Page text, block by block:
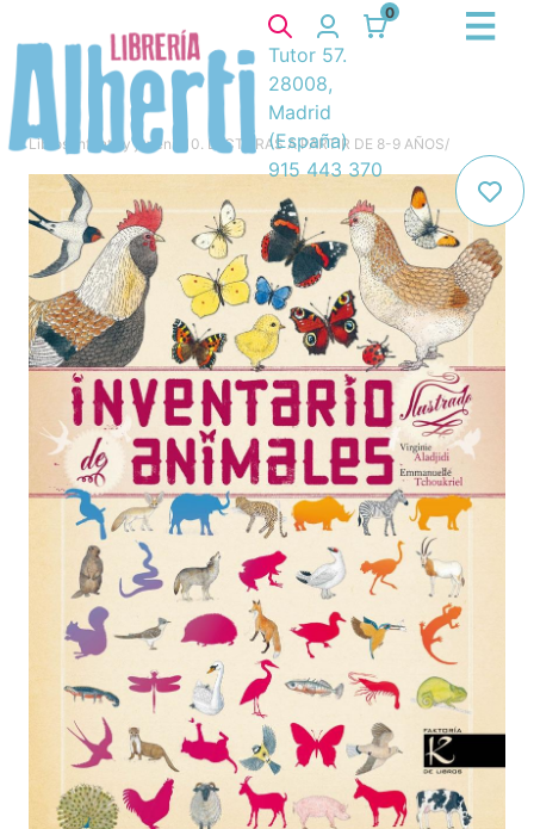
0
Tutor 57.
28008,
Madrid
(España)
915 443 370
Libros Infantil y juvenil 10. LECTURAS A PARTIR DE 8-9 AÑOS/